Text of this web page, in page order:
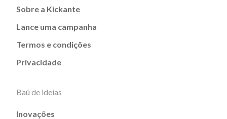
Sobre a Kickante
Lance uma campanha
Termos e condições
Privacidade
Baú de ideias
Inovações